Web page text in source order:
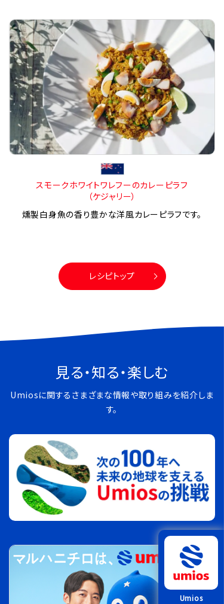
スモークホワイトワレフーのカレーピラフ
（ケジャリー）
燻製白身魚の香り豊かな洋風カレーピラフです。
レシピトップ
見る・知る・楽しむ
Umiosに関するさまざまな情報や取り組みを紹介しま
す。
Umios